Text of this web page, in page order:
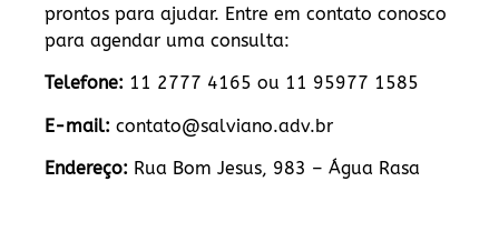
prontos para ajudar. Entre em contato conosco
para agendar uma consulta:
Telefone: 11 2777 4165 ou 11 95977 1585
E-mail: contato@salviano.adv.br
Endereço: Rua Bom Jesus, 983 – Água Rasa